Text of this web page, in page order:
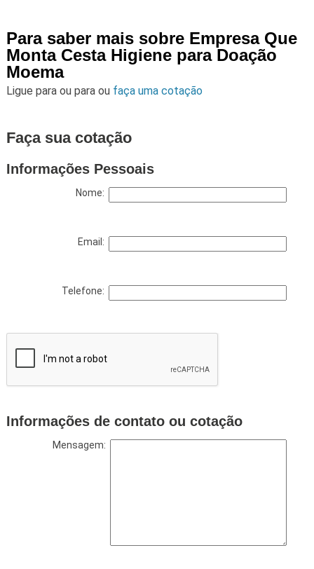
Para saber mais sobre Empresa Que
Monta Cesta Higiene para Doação
Moema
Ligue para ou para ou faça uma cotação
Faça sua cotação
Informações Pessoais
Nome:
Email:
Telefone:
Informações de contato ou cotação
Mensagem: